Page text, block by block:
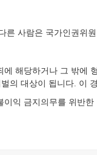
른 사람은 국가인권위
해당하거나 그 밖에
벌의 대상이 됩니다. 이
익 금지의무를 위반